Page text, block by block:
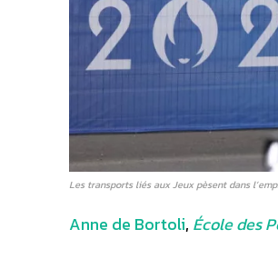
Les transports liés aux Jeux pèsent dans
Anne de Bortoli, École des